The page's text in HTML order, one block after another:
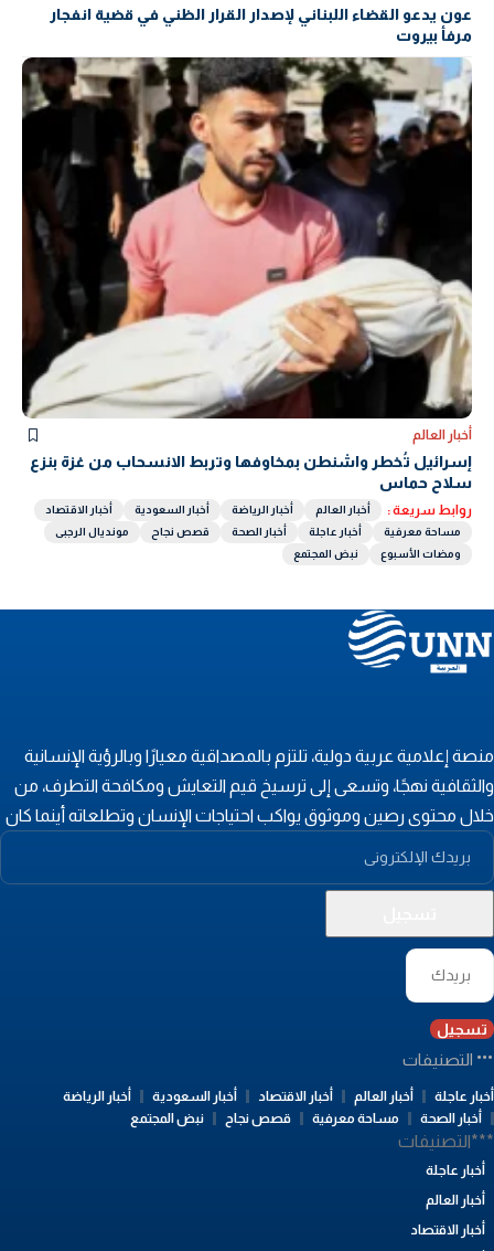
عون يدعو القضاء اللبناني لإصدار القرار الظني في قضية انفجار
مرفأ بيروت
أخبار العالم
إسرائيل تُخطر واشنطن بمخاوفها وتربط الانسحاب من غزة بنزع
سلاح حماس
روابط سريعة : أخبار العالم أخبار الرياضة أخبار السعودية
أخبار الاقتصاد
مساحة معرفية
أخبار عاجلة أخبار الصحة قصص نجاح
مونديال الرجبى
ومضات الأسبوع
نبض المجتمع
إعلامية عربية دولية، تلتزم بالمصداقية معيارًا وبالرؤية الإنسانية
نهجًا، وتسعى إلى ترسيخ قيم التعايش ومكافحة التطرف، من
محتوى رصين وموثوق يواكب احتياجات الإنسان وتطلعاته أينما كان
تسجيل
التصنيفات
عاجلة أخبار العالم أخبار الاقتصاد أخبار السعودية
أخبار الرياضة
أخبار الصحة
مساحة معرفية قصص نجاح نبض المجتمع
أخبار عاجلة
أخبار العالم
أخبار الاقتصاد